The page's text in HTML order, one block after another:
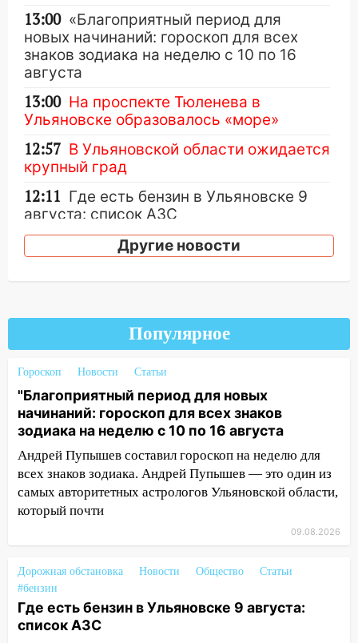
13:00 «Благоприятный период для
новых начинаний: гороскоп для всех
знаков зодиака на неделю с 10 по 16
августа
13:00 На проспекте Тюленева в
Ульяновске образовалось «море»
12:57 В Ульяновской области ожидается
крупный град
12:11 Где есть бензин в Ульяновске 9
августа: список АЗС
11:55
Соцсети: светофор упал на
машину во время сильного ливня в
СНТ сидят без света
10:13 Прокуратура подвела итоги
недели в Ульяновской области
09:18 Из-за ливня заблокировано
движение трамваев в Ульяновске
09:15 Ураган, изнасилование ребенка,
автоподставы и атака беспилотников:
важные итоги прошедшей недели в
Ульяновской области
инфраструктуру после шторма.
08:19
Внимание! В Цильнинском районе
пропал 67-летний мужчина
Другие новости
Популярное
Гороскоп Новости Статьи
"Благоприятный период для новых
начинаний: гороскоп для всех знаков
зодиака на неделю с 10 по 16 августа
Андрей Пупышев составил гороскоп на неделю для
всех знаков зодиака. Андрей Пупышев — это один из
самых авторитетных астрологов Ульяновской области,
который почти
09.08.2026
Дорожная обстановка Новости Общество
Статьи
#бензин
Где есть бензин в Ульяновске 9 августа:
список АЗС